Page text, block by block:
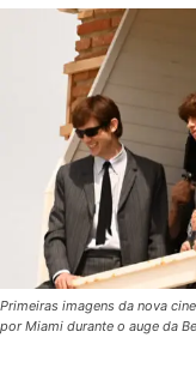
Primeiras imagens da nova
por Miami durante o auge da